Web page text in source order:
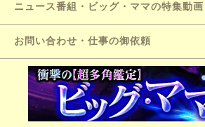
ニュース番組・ビッグ・ママの特集動画
お問い合わせ・仕事の御依頼